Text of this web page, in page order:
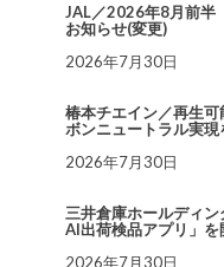
JAL／2026年8月前
お知らせ(変更)
2026年7月30日
椿本チエイン／再生
ボンニュートラル実現
2026年7月30日
三井倉庫ホールディ
AI出荷検品アプリ」を
2026年7月30日